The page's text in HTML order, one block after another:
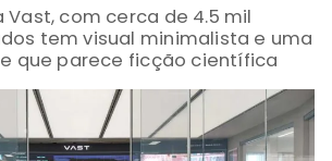
Vast, com cerca de 4.5 mil
tem visual minimalista e uma
que parece ficção científica